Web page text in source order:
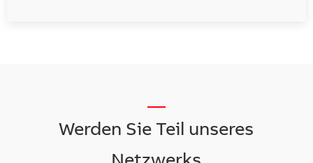
Werden Sie Teil unseres